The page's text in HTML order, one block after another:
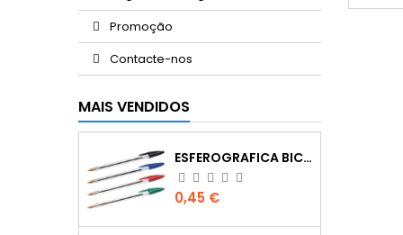
Promoção
Contacte-nos
MAIS VENDIDOS
ESFEROGRAFICA BIC CRISTAL
Preço
0,45 €